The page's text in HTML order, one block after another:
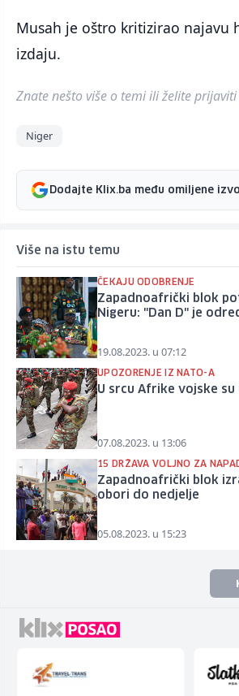
Musah je oštro kritizirao najavu
izdaju.
Znate nešto više o temi ili želite
Niger
Dodajte Klix.ba među omiljene
Više na istu temu
ČEKAJU ODOBRENJE
Zapadnoafrički blok
Nigeru: "Dan D" je
19.08.2023. u 07:12
UPOZORENJE IZ NATO-A
U srcu Afrike vojske
07.08.2023. u 13:06
15 DRŽAVA VOLJNO ZA
Zapadnoafrički blok
obori do nedjelje
05.08.2023. u 15:23